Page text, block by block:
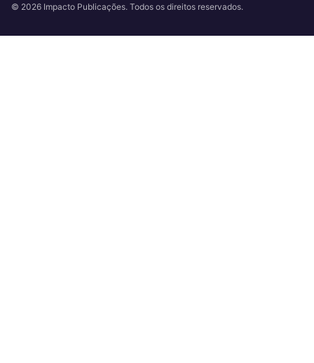
© 2026 Impacto Publicações. Todos os direitos reservados.